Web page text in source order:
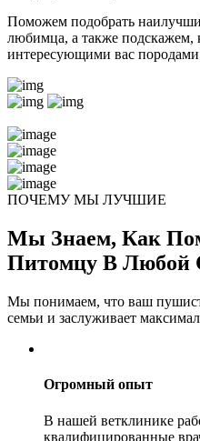
Поможем подобрать
любимца, а также подскажем,
интересующими вас
ПОЧЕМУ МЫ ЛУЧШИЕ
Мы Знаем, Как
Питомцу В Любой
Мы понимаем, что ваш
семьи и заслуживает
Огромный опыт
В нашей ветклинике
квалифицированные